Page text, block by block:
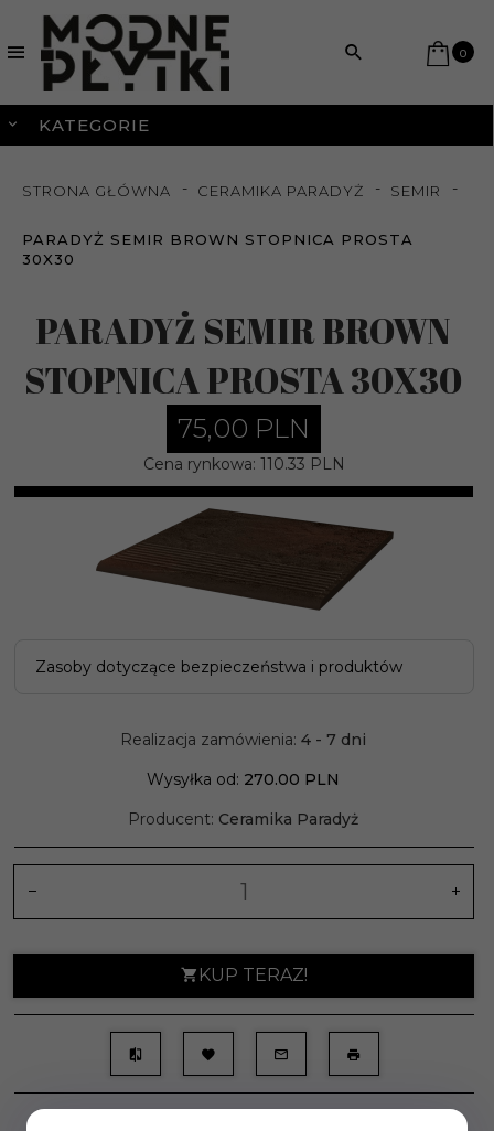
0
KATEGORIE
STRONA GŁÓWNA CERAMIKA PARADYŻ SEMIR
PARADYŻ SEMIR BROWN STOPNICA PROSTA
30X30
PARADYŻ SEMIR BROWN
STOPNICA PROSTA 30X30
75,00 PLN
Cena rynkowa: 110.33 PLN
Zasoby dotyczące bezpieczeństwa i produktów
Realizacja zamówienia: 4 - 7 dni
Wysyłka od: 270.00 PLN
Producent: Ceramika Paradyż
KUP TERAZ!